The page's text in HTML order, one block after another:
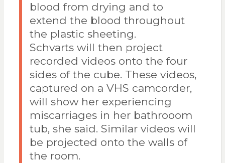
blood from drying and to
extend the blood throughout
the plastic sheeting.
Schvarts will then project
recorded videos onto the four
sides of the cube. These videos,
captured on a VHS camcorder,
will show her experiencing
miscarriages in her bathrooom
tub, she said. Similar videos will
be projected onto the walls of
the room.